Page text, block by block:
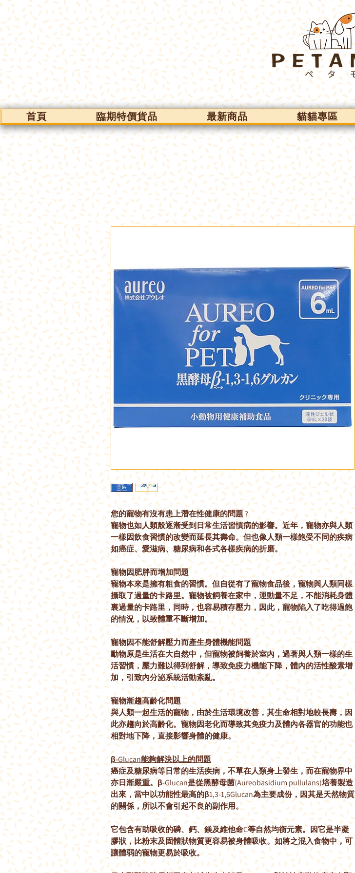
首頁 臨期特價貨品 最新商品 貓貓專區
您的寵物有沒有患上潛在性健康的問題?
寵物也如人類般逐漸受到日常生活習慣病的影響。近年，寵物亦與人類
一樣因飲食習慣的改變而延長其壽命。但也像人類一樣飽受不同的疾病
如癌症、愛滋病、糖尿病和各式各樣疾病的折磨。
寵物因肥胖而增加問題
寵物本來是擁有粗食的習慣。但自從有了寵物食品後，寵物與人類同樣
攝取了過量的卡路里。寵物被飼養在家中，運動量不足，不能消耗身體
裏過量的卡路里，同時，也容易積存壓力，因此，寵物陷入了吃得過飽
的情況，以致體重不斷增加。
寵物因不能舒解壓力而產生身體機能問題
動物原是生活在大自然中，但寵物被飼養於室內，過著與人類一樣的生
活習慣，壓力難以得到舒解，導致免疫力機能下降，體內的活性酸素增
加，引致內分泌系統活動紊亂。
寵物漸趨高齡化問題
與人類一起生活的寵物，由於生活環境改善，其生命相對地較長壽，因
此亦趨向於高齡化。寵物因老化而導致其免疫力及體內各器官的功能也
相對地下降，直接影響身體的健康。
β-Glucan能夠解決以上的問題
癌症及糖尿病等日常的生活疾病，不單在人類身上發生，而在寵物界中
亦日漸嚴重。β-Glucan是從黑酵母菌(Aureobasidium pullulans)培養製造
出來，當中以功能性最高的β1,3-1,6Glucan為主要成份，因其是天然物質
的關係，所以不會引起不良的副作用。
它包含有助吸收的磷、鈣、鎂及維他命C等自然均衡元素。因它是半凝
膠狀，比粉末及固體狀物質更容易被身體吸收。如將之混入食物中，可
讓體弱的寵物更易於吸收。